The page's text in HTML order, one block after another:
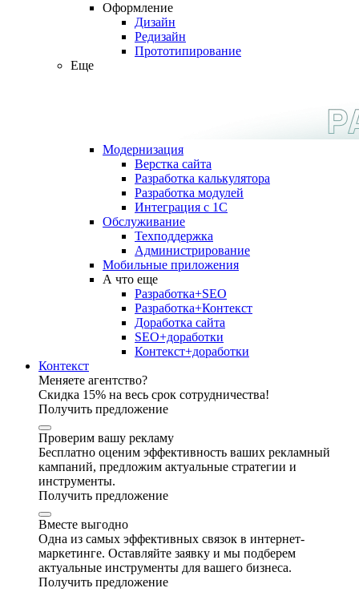
Оформление
Дизайн
Редизайн
Прототипирование
Еще
Модернизация
Верстка сайта
Разработка калькулятора
Разработка модулей
Интеграция с 1С
Обслуживание
Техподдержка
Администрирование
Мобильные приложения
А что еще
Разработка+SEO
Разработка+Контекст
Доработка сайта
SEO+доработки
Контекст+доработки
Контекст
Меняете агентство?
Скидка 15% на весь срок сотрудничества!
Получить предложение
Проверим вашу рекламу
Бесплатно оценим эффективность ваших рекламный
кампаний, предложим актуальные стратегии и
инструменты.
Получить предложение
Вместе выгодно
Одна из самых эффективных связок в интернет-
маркетинге. Оставляйте заявку и мы подберем
актуальные инструменты для вашего бизнеса.
Получить предложение